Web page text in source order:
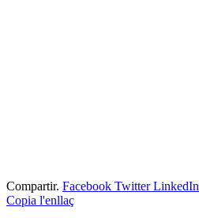
Compartir. Facebook Twitter LinkedIn
Copia l'enllaç